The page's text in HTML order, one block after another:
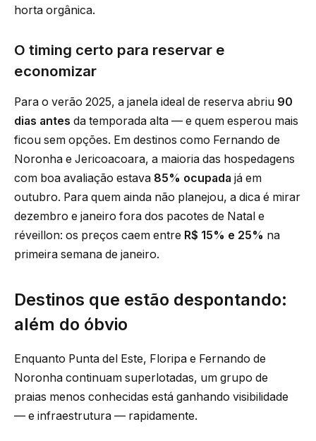
horta orgânica.
O timing certo para reservar e
economizar
Para o verão 2025, a janela ideal de reserva abriu 90
dias antes da temporada alta — e quem esperou mais
ficou sem opções. Em destinos como Fernando de
Noronha e Jericoacoara, a maioria das hospedagens
com boa avaliação estava 85% ocupada já em
outubro. Para quem ainda não planejou, a dica é mirar
dezembro e janeiro fora dos pacotes de Natal e
réveillon: os preços caem entre R$ 15% e 25% na
primeira semana de janeiro.
Destinos que estão despontando:
além do óbvio
Enquanto Punta del Este, Floripa e Fernando de
Noronha continuam superlotadas, um grupo de
praias menos conhecidas está ganhando visibilidade
— e infraestrutura — rapidamente.